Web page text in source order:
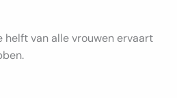
helft van alle vrouwen ervaart